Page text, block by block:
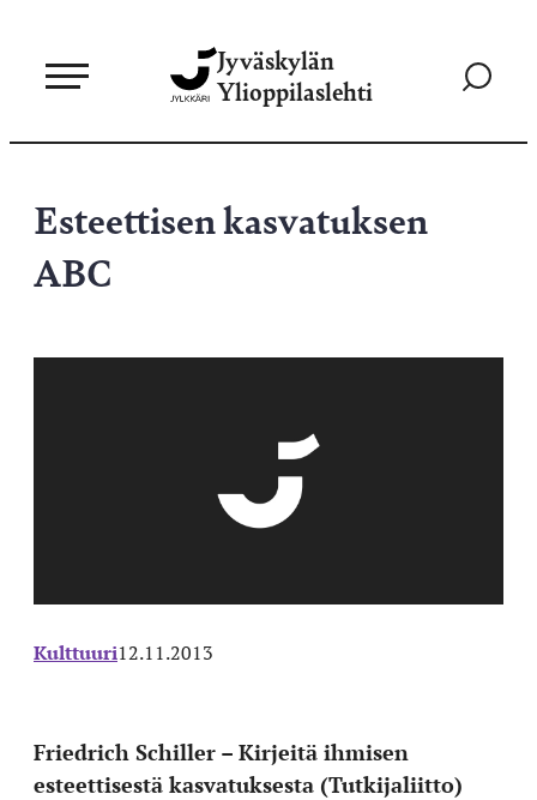
sisältöön
Jyväskylän
Ylioppilaslehti
Siirry
Esteettisen kasvatuksen
ABC
Kulttuuri12.11.2013
Friedrich Schiller – Kirjeitä ihmisen
esteettisestä kasvatuksesta (Tutkijaliitto)